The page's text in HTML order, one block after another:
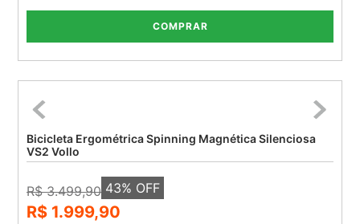
COMPRAR
Bicicleta Ergométrica Spinning Magnética Silenciosa
VS2 Vollo
R$ 3.499,90 43% OFF
R$ 1.999,90